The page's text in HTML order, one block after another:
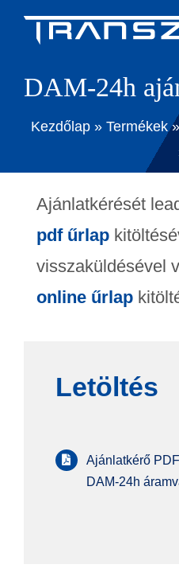
DAM-24h
Kezdőlap »Termékek
Ajánlatkérését
pdf űrlap
visszaküldésével
online űrlap
Letöltés
Ajánlatkérő PDF
DAM-24h